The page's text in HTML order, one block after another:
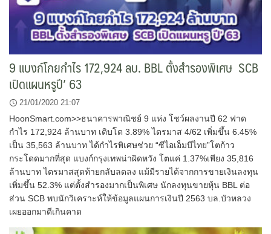
9 แบงก์โกยกำไร 172,924 ลบ. BBL ตั้งสำรองพิเศษ SCB
เปิดแผนหรูปี’ 63
21/01/2020 21:07
HoonSmart.com>>ธนาคารพาณิชย์ 9 แห่ง โชว์ผลงานปี 62 ฟาด
กำไร 172,924 ล้านบาท เติบโต 3.89% ไตรมาส 4/62 เพิ่มขึ้น 6.45%
เป็น 35,563 ล้านบาท ได้กำไรพิเศษช่วย “ซีไอเอ็มบีไทย”โตก้าว
กระโดดมากที่สุด แบงก์กรุงเทพน่าผิดหวัง โตแค่ 1.37%เพียง 35,816
ล้านบาท ไตรมาสสุดท้ายกลับลดลง แม้มีรายได้จากการขายเงินลงทุน
เพิ่มขึ้น 52.3% แต่ตั้งสำรองมากเป็นพิเศษ นักลงทุนขายหุ้น BBL ต่อ
ส่วน SCB พบนักวิเคราะห์ให้ข้อมูลแผนการเงินปี 2563 บล.บัวหลวง
เผยออกมาดีเกินคาด